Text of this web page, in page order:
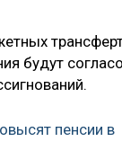
будут
пенсии в